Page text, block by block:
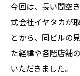
今回は、長い間空
式会社イヤタカが
とから、同ビルの
た経緯や各階店舗
いただきました。